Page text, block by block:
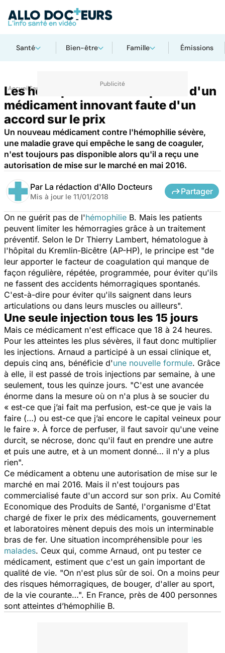
Santé Bien-être Famille Émissions
AccueilSanté
Les hémophiles sévères privés d'un
médicament innovant faute d'un
accord sur le prix
Un nouveau médicament contre l'hémophilie sévère,
une maladie grave qui empêche le sang de coaguler,
n'est toujours pas disponible alors qu'il a reçu une
autorisation de mise sur le marché en mai 2016.
Par La rédaction d'Allo Docteurs
Mis à jour le 11/01/2018
Partager
On ne guérit pas de l'hémophilie B. Mais les patients
peuvent limiter les hémorragies grâce à un traitement
préventif. Selon le Dr Thierry Lambert, hématologue à
l'hôpital du Kremlin-Bicêtre (AP-HP), le principe est "de
leur apporter le facteur de coagulation qui manque de
façon régulière, répétée, programmée, pour éviter qu'ils
ne fassent des accidents hémorragiques spontanés.
C'est-à-dire pour éviter qu'ils saignent dans leurs
articulations ou dans leurs muscles ou ailleurs".
Une seule injection tous les 15 jours
Mais ce médicament n'est efficace que 18 à 24 heures.
Pour les atteintes les plus sévères, il faut donc multiplier
les injections. Arnaud a participé à un essai clinique et,
depuis cinq ans, bénéficie d'une nouvelle formule. Grâce
à elle, il est passé de trois injections par semaine, à une
seulement, tous les quinze jours. "C'est une avancée
énorme dans la mesure où on n'a plus à se soucier du
« est-ce que j’ai fait ma perfusion, est-ce que je vais la
faire (…) ou est-ce que j’ai encore le capital veineux pour
le faire ». À force de perfuser, il faut savoir qu'une veine
durcit, se nécrose, donc qu'il faut en prendre une autre
et puis une autre, et à un moment donné… il n'y a plus
rien".
Ce médicament a obtenu une autorisation de mise sur le
marché en mai 2016. Mais il n'est toujours pas
commercialisé faute d'un accord sur son prix. Au Comité
Economique des Produits de Santé, l'organisme d'Etat
chargé de fixer le prix des médicaments, gouvernement
et laboratoires mènent depuis des mois un interminable
bras de fer. Une situation incompréhensible pour les
malades. Ceux qui, comme Arnaud, ont pu tester ce
médicament, estiment que c'est un gain important de
qualité de vie. "On n'est plus sûr de soi. On a moins peur
des risques hémorragiques, de bouger, d'aller au sport,
de la vie courante…". En France, près de 400 personnes
sont atteintes d’hémophilie B.